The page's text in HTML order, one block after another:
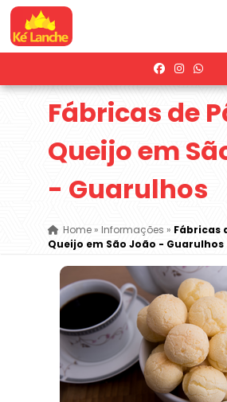
Fábricas de
Queijo em
- Guarulhos
Home» Informações » Fábricas
Queijo em São João - Guarulhos